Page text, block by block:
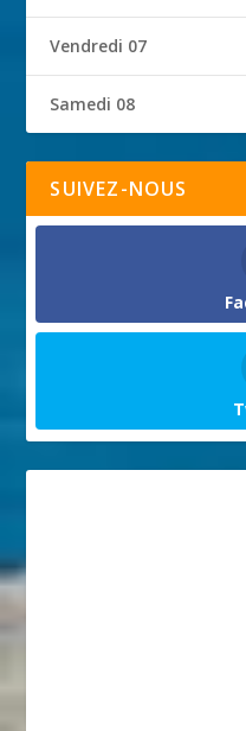
Vendredi 07
Samedi 08
SUIVEZ-NOUS